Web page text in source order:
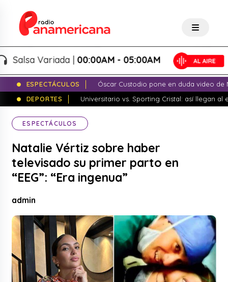
Variada |00:00AM - 05:00AM
ESPECTÁCULOS
Óscar Custodio pone en duda video de
DEPORTES
Universitario vs. Sporting Cristal: así llegan al
ESPECTÁCULOS
Natalie Vértiz sobre haber
televisado su primer parto en
“EEG”: “Era ingenua”
admin